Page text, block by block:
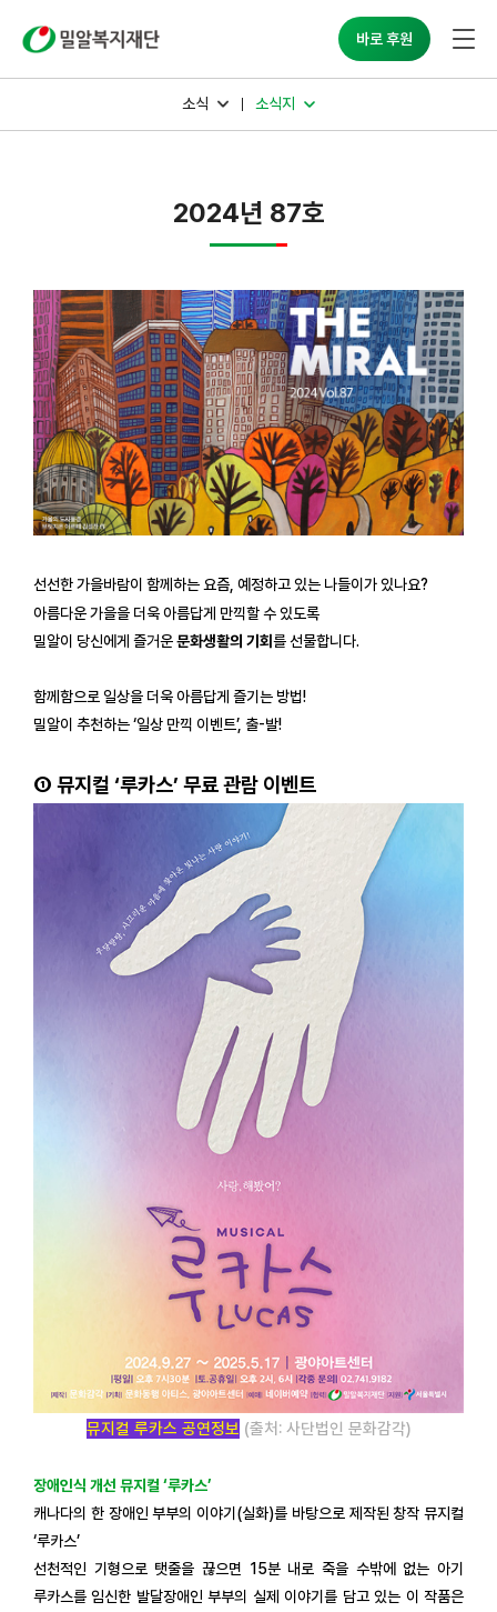
바로 후원
소식 소식지
2024년 87호
선선한 가을바람이 함께하는 요즘, 예정하고 있는 나들이가 있나요?
아름다운 가을을 더욱 아름답게 만끽할 수 있도록
밀알이 당신에게 즐거운문화생활의 기회를 선물합니다.
함께함으로 일상을 더욱 아름답게 즐기는 방법!
밀알이 추천하는 ‘일상 만끽 이벤트’, 출-발!
① 뮤지컬 ‘루카스’ 무료 관람 이벤트
뮤지컬 루카스 공연정보 (출처: 사단법인 문화감각)
장애인식 개선 뮤지컬 ‘루카스’
캐나다의 한 장애인 부부의 이야기(실화)를 바탕으로 제작된 창작 뮤지컬
‘루카스’
선천적인 기형으로 탯줄을 끊으면 15분 내로 죽을 수밖에 없는 아기
루카스를 임신한 발달장애인 부부의 실제 이야기를 담고 있는 이 작품은